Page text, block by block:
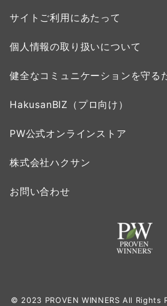
サイトご利用にあたって
個人情報の取り扱いについて
健全なコミュニケーションを守る
HakusanBIZ（プロ向け）
PW公式オンラインストア
株式会社ハクサン
お問い合わせ
© 2023 PROVEN WINNERS All Rights